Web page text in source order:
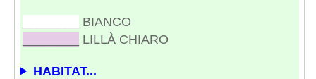
BIANCO
LILLÀ CHIARO
HABITAT...